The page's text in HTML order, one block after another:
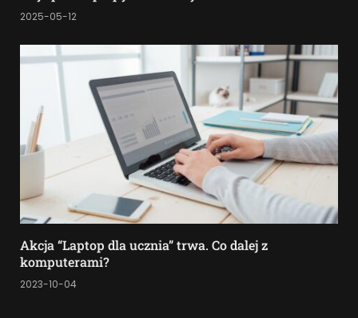
2025-05-12
Akcja “Laptop dla ucznia” trwa. Co dalej z
komputerami?
2023-10-04